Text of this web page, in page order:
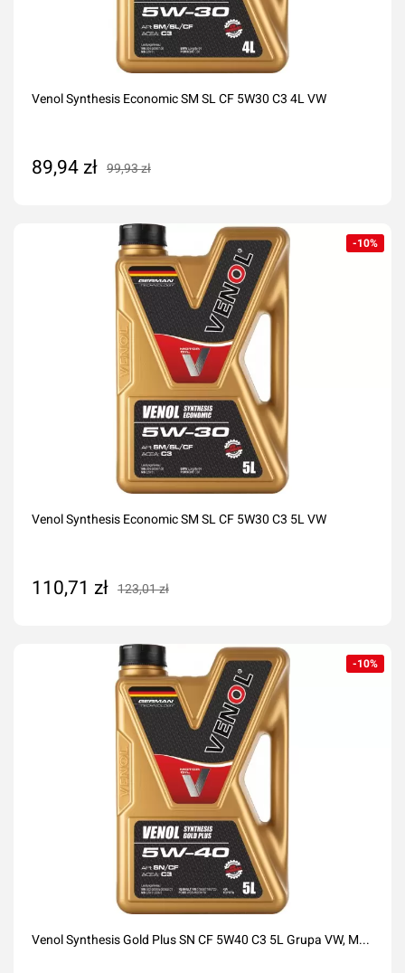
Venol Synthesis Economic SM SL CF 5W30 C3 4L VW
89,94 zł 99,93 zł
-10%
Venol Synthesis Economic SM SL CF 5W30 C3 5L VW
110,71 zł 123,01 zł
-10%
Venol Synthesis Gold Plus SN CF 5W40 C3 5L Grupa VW, M...